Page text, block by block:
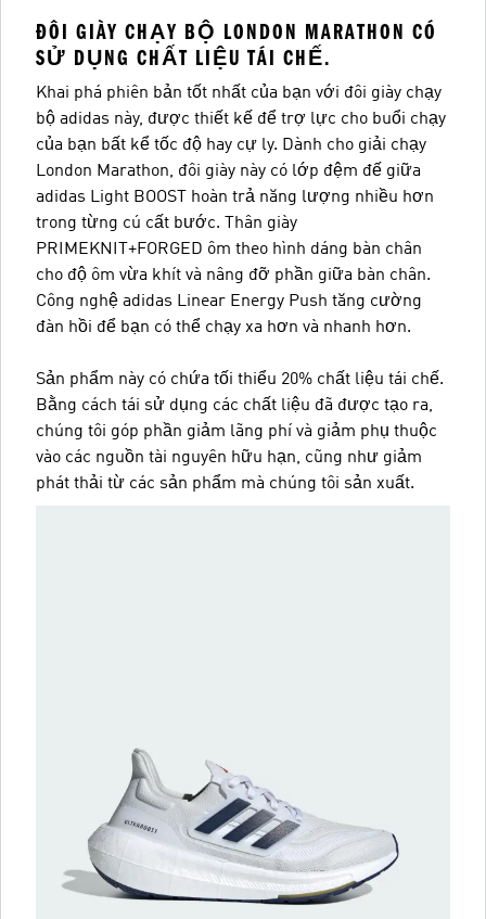
ĐÔI GIÀY CHẠY BỘ LONDON MARATHON CÓ
SỬ DỤNG CHẤT LIỆU TÁI CHẾ.
Khai phá phiên bản tốt nhất của bạn với đôi giày chạy
bộ adidas này, được thiết kế để trợ lực cho buổi chạy
của bạn bất kể tốc độ hay cự ly. Dành cho giải chạy
London Marathon, đôi giày này có lớp đệm đế giữa
adidas Light BOOST hoàn trả năng lượng nhiều hơn
trong từng cú cất bước. Thân giày
PRIMEKNIT+FORGED ôm theo hình dáng bàn chân
cho độ ôm vừa khít và nâng đỡ phần giữa bàn chân.
Công nghệ adidas Linear Energy Push tăng cường
đàn hồi để bạn có thể chạy xa hơn và nhanh hơn.
Sản phẩm này có chứa tối thiểu 20% chất liệu tái chế.
Bằng cách tái sử dụng các chất liệu đã được tạo ra,
chúng tôi góp phần giảm lãng phí và giảm phụ thuộc
vào các nguồn tài nguyên hữu hạn, cũng như giảm
phát thải từ các sản phẩm mà chúng tôi sản xuất.